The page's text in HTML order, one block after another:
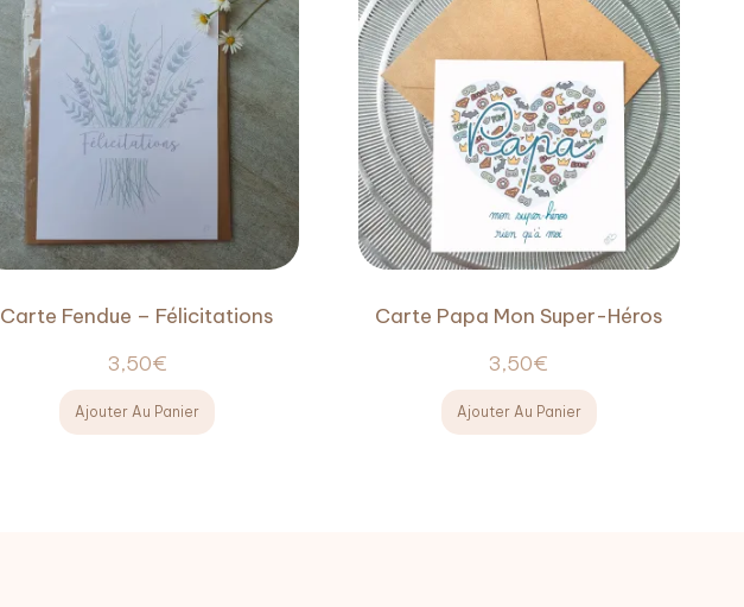
Carte Fendue – Félicitations
3,50€
Ajouter Au Panier
Carte Papa Mon Super-Héros
3,50€
Ajouter Au Panier